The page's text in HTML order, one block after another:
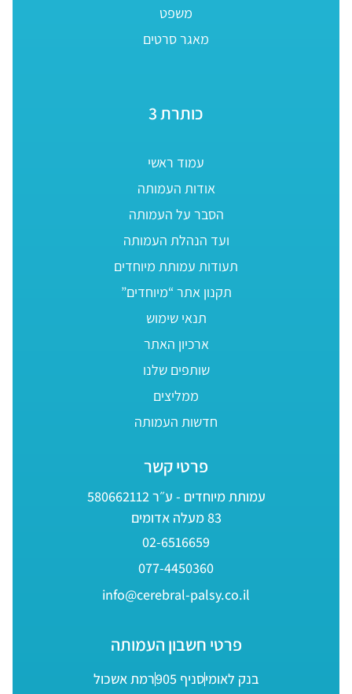
משפט
מאגר סרטים
כותרת 3
עמוד ראשי
אודות העמותה
הסבר על העמותה
ועד הנהלת העמותה
תעודות עמותת מיוחדים
תקנון אתר “מיוחדים”
תנאי שימוש
ארכיון האתר
שותפים שלנו
ממליצים
חדשות העמותה
פרטי קשר
עמותת מיוחדים - ע״ר 580662112
83 מעלה אדומים
02-6516659
077-4450360
info@cerebral-palsy.co.il
פרטי חשבון העמותה
בנק לאומיסניף 905
רמת אשכול